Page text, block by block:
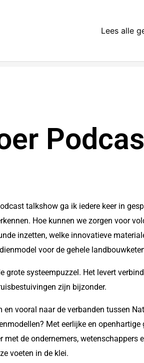
Lees alle
talkshow ga ik iedere keer in
Hoe kunnen we zorgen voor
inzetten, welke innovatieve
voor de gehele
grote systeempuzzel. Het levert
zijn bijzonder.
vooral naar de verbanden tussen
Met eerlijke en openhartige
de ondernemers, wetenschappers
voeten in de klei.